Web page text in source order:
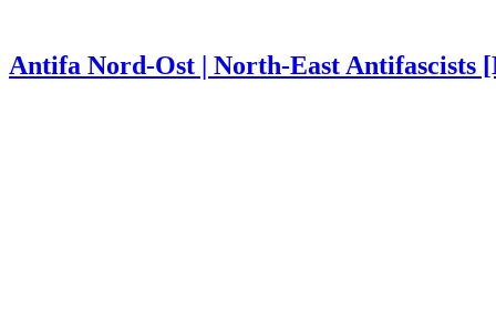
Antifa Nord-Ost | North-East Antifascists